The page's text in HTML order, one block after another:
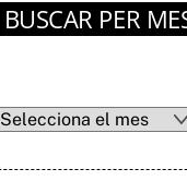
BUSCAR PER
Arxius